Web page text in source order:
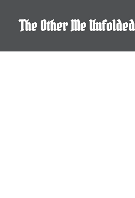
contentThe Other Me Unfolded